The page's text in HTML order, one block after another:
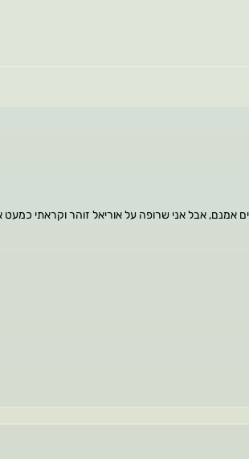
אמנם, אבל אני שרופה על אוריאל זוהר וקראתי